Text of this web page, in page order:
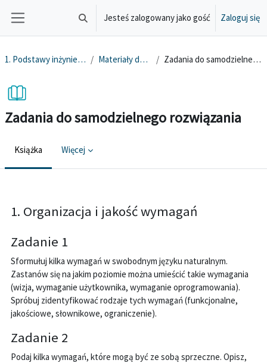
Przejdź do głównej zawartości
Przełącznik wyszukiwarki
Jesteś zalogowany jako gość Zaloguj się
1. Podstawy inżynierii wymagań Materiały dodatkowe Zadania do samodzielnego rozwiązania
Zadania do samodzielnego rozwiązania
Książka Więcej
1. Organizacja i jakość wymagań
Zadanie 1
Sformułuj kilka wymagań w swobodnym języku naturalnym.
Zastanów się na jakim poziomie można umieścić takie wymagania
(wizja, wymaganie użytkownika, wymaganie oprogramowania).
Spróbuj zidentyfikować rodzaje tych wymagań (funkcjonalne,
jakościowe, słownikowe, ograniczenie).
Zadanie 2
Podaj kilka wymagań, które mogą być ze sobą sprzeczne. Opisz,